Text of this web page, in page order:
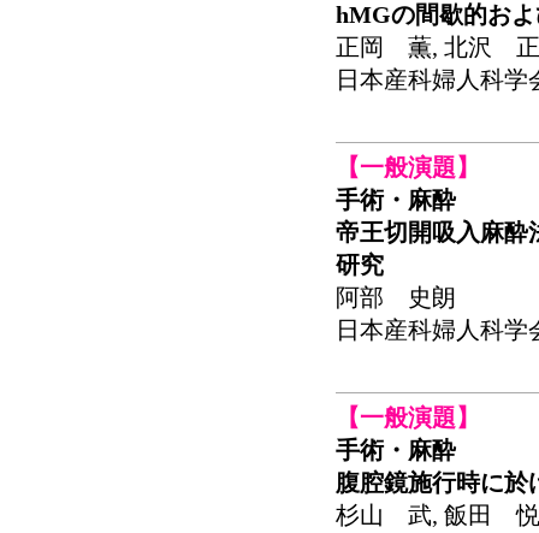
hMGの間歇的お
正岡 薫, 北沢
日本産科婦人科学
【一般演題】
手術・麻酔
帝王切開吸入麻酔
研究
阿部 史朗
日本産科婦人科学
【一般演題】
手術・麻酔
腹腔鏡施行時に於
杉山 武, 飯田